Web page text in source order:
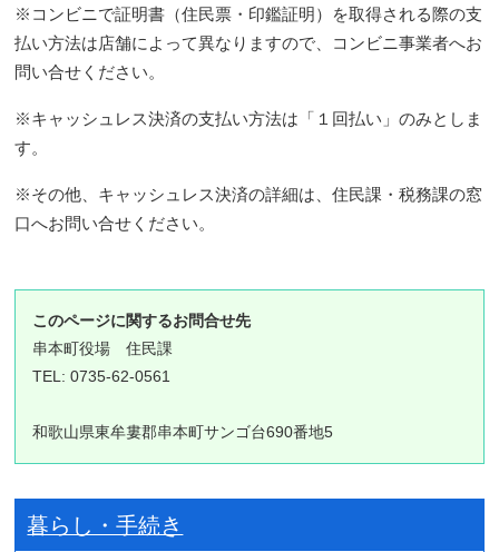
※コンビニで証明書（住民票・印鑑証明）を取得される際の支
払い方法は店舗によって異なりますので、コンビニ事業者へお
問い合せください。
※キャッシュレス決済の支払い方法は「１回払い」のみとしま
す。
※その他、キャッシュレス決済の詳細は、住民課・税務課の窓
口へお問い合せください。
このページに関するお問合せ先
串本町役場住民課
TEL: 0735-62-0561
和歌山県東牟婁郡串本町サンゴ台690番地5
暮らし・手続き